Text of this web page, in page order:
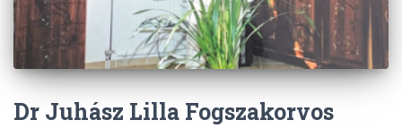
Dr Juhász Lilla Fogszakorvos